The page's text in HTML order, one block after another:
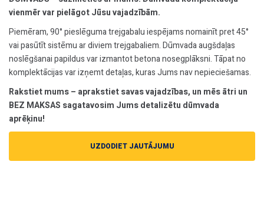
vienmēr var pielāgot Jūsu vajadzībām.
Piemēram, 90° pieslēguma trejgabalu iespējams nomainīt pret 45°
vai pasūtīt sistēmu ar diviem trejgabaliem. Dūmvada augšdaļas
noslēgšanai papildus var izmantot betona nosegplāksni. Tāpat no
komplektācijas var izņemt detaļas, kuras Jums nav nepieciešamas.
Rakstiet mums – aprakstiet savas vajadzības, un mēs ātri un
BEZ MAKSAS sagatavosim Jums detalizētu dūmvada
aprēķinu!
UZDODIET JAUTĀJUMU